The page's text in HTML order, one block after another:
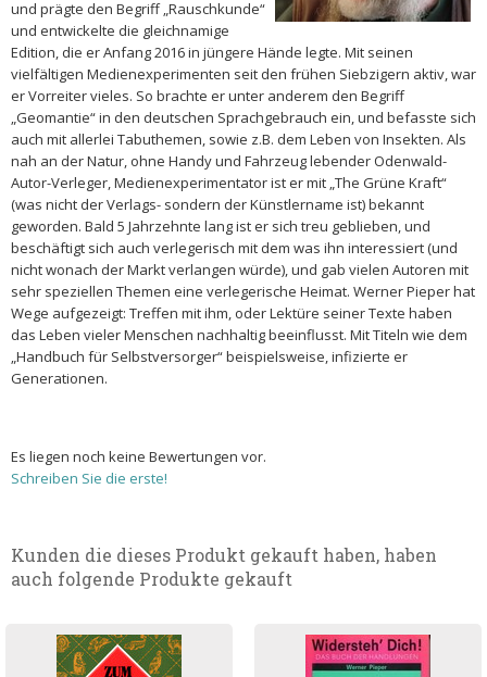
und prägte den Begriff „Rauschkunde“
und entwickelte die gleichnamige
Edition, die er Anfang 2016 in jüngere Hände legte. Mit seinen
vielfältigen Medienexperimenten seit den frühen Siebzigern aktiv, war
er Vorreiter vieles. So brachte er unter anderem den Begriff
„Geomantie“ in den deutschen Sprachgebrauch ein, und befasste sich
auch mit allerlei Tabuthemen, sowie z.B. dem Leben von Insekten. Als
nah an der Natur, ohne Handy und Fahrzeug lebender Odenwald-
Autor-Verleger, Medienexperimentator ist er mit „The Grüne Kraft“
(was nicht der Verlags- sondern der Künstlername ist) bekannt
geworden. Bald 5 Jahrzehnte lang ist er sich treu geblieben, und
beschäftigt sich auch verlegerisch mit dem was ihn interessiert (und
nicht wonach der Markt verlangen würde), und gab vielen Autoren mit
sehr speziellen Themen eine verlegerische Heimat. Werner Pieper hat
Wege aufgezeigt: Treffen mit ihm, oder Lektüre seiner Texte haben
das Leben vieler Menschen nachhaltig beeinflusst. Mit Titeln wie dem
„Handbuch für Selbstversorger“ beispielsweise, infizierte er
Generationen.
Es liegen noch keine Bewertungen vor.
Schreiben Sie die erste!
Kunden die dieses Produkt gekauft haben, haben
auch folgende Produkte gekauft